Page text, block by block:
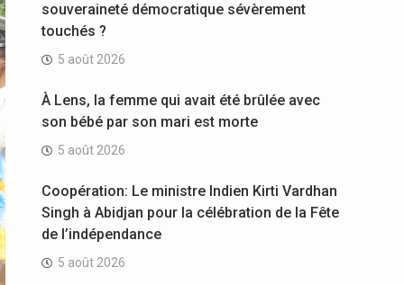
souveraineté démocratique sévèrement
touchés ?
5 août 2026
À Lens, la femme qui avait été brûlée avec
son bébé par son mari est morte
5 août 2026
Coopération: Le ministre Indien Kirti Vardhan
Singh à Abidjan pour la célébration de la Fête
de l’indépendance
5 août 2026